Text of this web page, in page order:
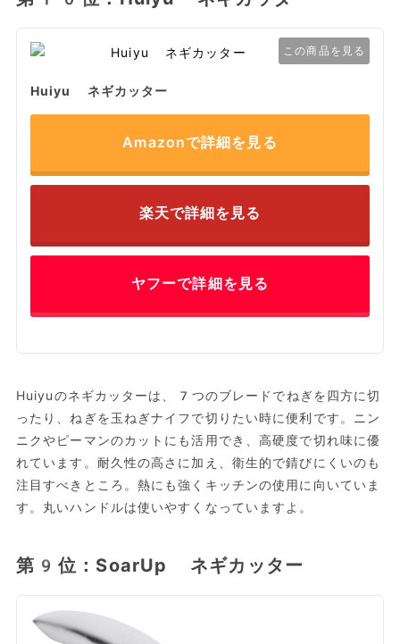
この商品を見る
Huiyu ネギカッター
Amazonで詳細を見る
楽天で詳細を見る
ヤフーで詳細を見る
Huiyuのネギカッターは、7つのブレードでねぎを四方に切
ったり、ねぎを玉ねぎナイフで切りたい時に便利です。ニン
ニクやピーマンのカットにも活用でき、高硬度で切れ味に優
れています。耐久性の高さに加え、衛生的で錆びにくいのも
注目すべきところ。熱にも強くキッチンの使用に向いていま
す。丸いハンドルは使いやすくなっていますよ。
第9位：SoarUp ネギカッター